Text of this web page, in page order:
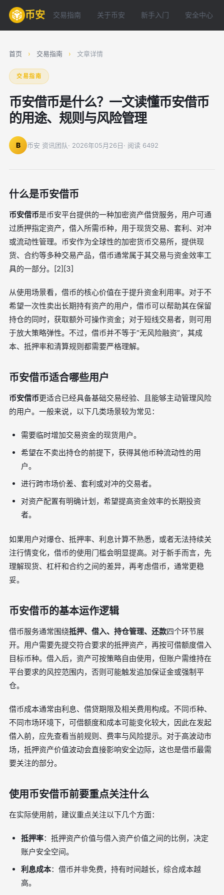
币安 交易指南 关于币安 新手入门 安全中心
首页 › 交易指南 › 文章详情
交易指南
币安借币是什么？一文读懂币安借币
的用途、规则与风险管理
B 币安 资讯团队· 2026年05月26日· 阅读 6492
什么是币安借币
币安借币是币安平台提供的一种加密资产借贷服务，用户可通
过质押指定资产，借入所需币种，用于现货交易、套利、对冲
或流动性管理。币安作为全球性的加密货币交易所，提供现
货、合约等多种交易产品，借币通常属于其交易与资金效率工
具的一部分。[2][3]
从使用场景看，借币的核心价值在于提升资金利用率。对于不
希望一次性卖出长期持有资产的用户，借币可以帮助其在保留
持仓的同时，获取额外可操作资金；对于短线交易者，则可用
于放大策略弹性。不过，借币并不等于“无风险融资”，其成
本、抵押率和清算规则都需要严格理解。
币安借币适合哪些用户
币安借币更适合已经具备基础交易经验、且能够主动管理风险
的用户。一般来说，以下几类场景较为常见：
需要临时增加交易资金的现货用户。
希望在不卖出持仓的前提下，获得其他币种流动性的用
户。
进行跨市场价差、套利或对冲的交易者。
对资产配置有明确计划，希望提高资金效率的长期投资
者。
如果用户对爆仓、抵押率、利息计算不熟悉，或者无法持续关
注行情变化，借币的使用门槛会明显提高。对于新手而言，先
理解现货、杠杆和合约之间的差异，再考虑借币，通常更稳
妥。
币安借币的基本运作逻辑
借币服务通常围绕抵押、借入、持仓管理、还款四个环节展
开。用户需要先提交符合要求的抵押资产，再按可借额度借入
目标币种。借入后，资产可按策略自由使用，但账户需维持在
平台要求的风控范围内，否则可能触发追加保证金或强制平
仓。
借币成本通常由利息、借贷期限及相关费用构成。不同币种、
不同市场环境下，可借额度和成本可能变化较大，因此在发起
借入前，应先查看当前规则、费率与风险提示。对于高波动市
场，抵押资产价值波动会直接影响安全边际，这也是借币最需
要关注的部分。
使用币安借币前要重点关注什么
在实际使用前，建议重点关注以下几个方面：
抵押率：抵押资产价值与借入资产价值之间的比例，决定
账户安全空间。
利息成本：借币并非免费，持有时间越长，综合成本越
高。